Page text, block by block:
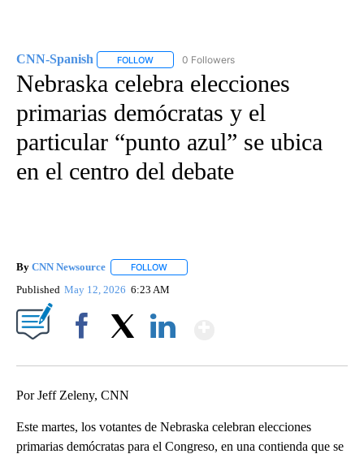
CNN-Spanish FOLLOW FOLLOW "CNN-SPANISH" TO RECEIVE
0 Followers
Nebraska celebra elecciones
primarias demócratas y el
particular “punto azul” se ubica
en el centro del debate
By CNN Newsource FOLLOW
Published May 12, 2026 6:23 AM
Por Jeff Zeleny, CNN
Este martes, los votantes de Nebraska celebran elecciones
primarias demócratas para el Congreso, en una contienda que se